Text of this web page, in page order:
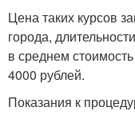
Цена таких курсов
города,
в среднем
4000 рублей.
Показания к